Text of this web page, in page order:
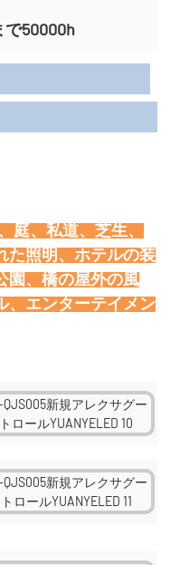
50000h
庭、私道、芝生、
た照明、ホテルの装
園、橋の屋外の風
、エンターテイメン